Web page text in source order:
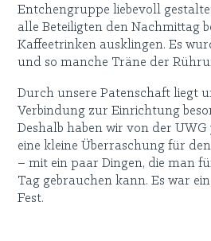
Entchengruppe liebevoll
alle Beteiligten den Nachmittag
Kaffeetrinken ausklingen. Es
und so manche Träne der
Durch unsere Patenschaft liegt
Verbindung zur Einrichtung
Deshalb haben wir von der
eine kleine Überraschung für
– mit ein paar Dingen, die man
Tag gebrauchen kann. Es war
Fest.